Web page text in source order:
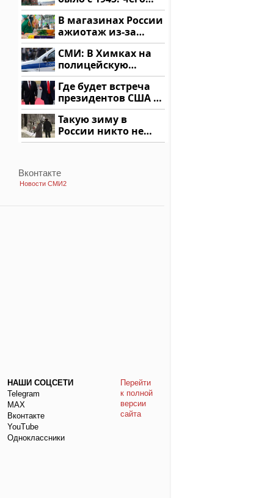
ждать всем нам?
В магазинах России
ажиотаж из-за
этого продукта: что
купить?
СМИ: В Химках на
полицейскую
машину напали и
подожгли.
Где будет встреча
президентов США и
России: Европа?
Такую зиму в
России никто не
ждал: как так?!
Вконтакте
Новости СМИ2
НАШИ СОЦСЕТИ
Telegram
МАХ
Вконтакте
YouTube
Одноклассники
Перейти
к полной
версии
сайта